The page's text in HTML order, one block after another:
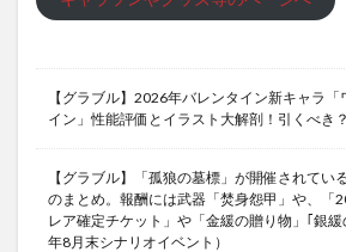
【グラブル】2026年バレンタイン新キャラ
イン」性能評価とイラスト大解剖！引くべき？
【グラブル】「孤狼の墓標」が開催されてい
のまとめ。報酬には武器「焚身怨甲」や、「
レア確定チケット」や「金緩の贈り物」｢銀
年8月末シナリオイベント）